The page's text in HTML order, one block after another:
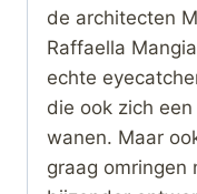
de architecten
Raffaella
echte
die ook zich
wanen. Maar
graag omringen